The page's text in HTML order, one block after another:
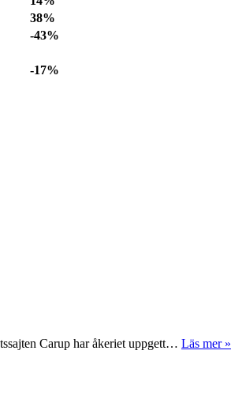
38%
-43%
-17%
Carup har åkeriet uppgett… Läs mer »